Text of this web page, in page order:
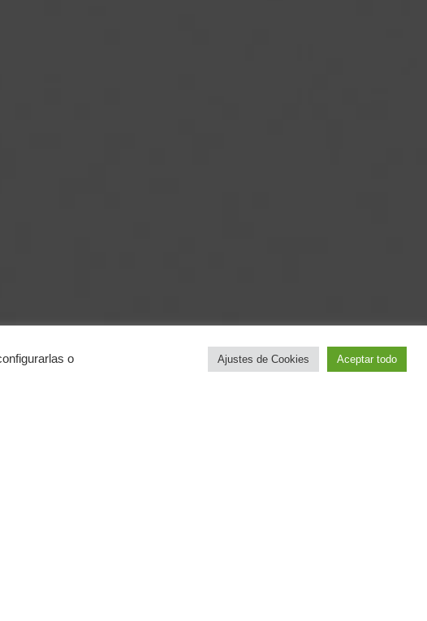
o
Ajustes de Cookies Aceptar todo